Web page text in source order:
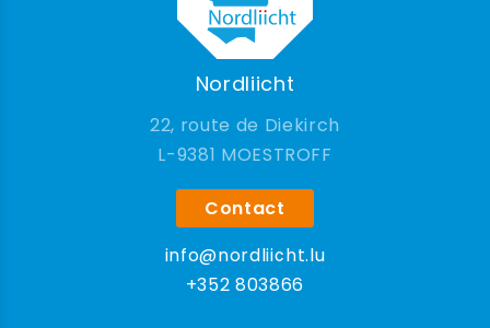
Nordliicht
22, route de Diekirch
9381 MOESTROFF
Contact
info@nordliicht.lu
+352 803866